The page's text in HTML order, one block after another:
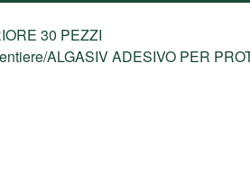
30 PEZZI
/ALGASIV ADESIVO PER